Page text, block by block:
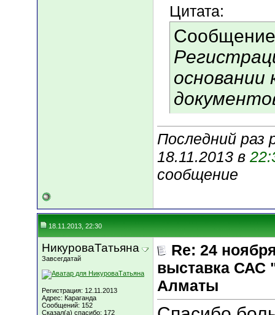
Цитата:
основании
Последний раз
18.11.2013 в
сообщение
18.11.2013, 22:30
НикуроваТатьяна
Завсегдатай
Регистрация: 12.11.2013
Адрес: Караганда
Сообщений: 152
Сказал(а) спасибо: 172
Re: 24
выставка САС
Алматы